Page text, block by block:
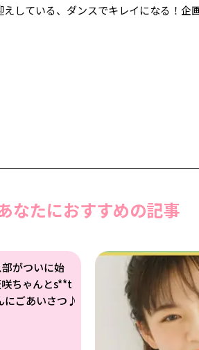
している、ダンスでキレイになる！企
なたにおすすめの記事
がついに始
ちゃんとs**t
にごあいさつ♪